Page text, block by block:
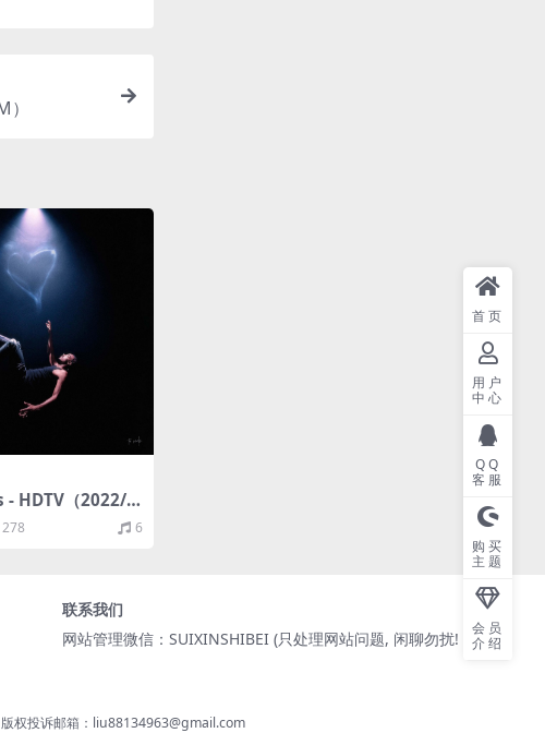
- HDTV（2022/F
）
278 6
联系我们
网站管理微信：SUIXINSHIBEI (只处理网站问题, 闲聊勿扰! )
权投诉邮箱：liu88134963@gmail.com
首页
用户
中心
QQ
客服
购买
主题
会员
介绍